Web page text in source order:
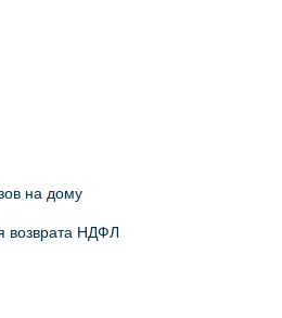
"Доктор Семейный"
на дому
возврата НДФЛ